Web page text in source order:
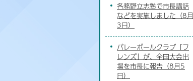
各務野立志塾で市長講話
などを実施しました（8月
3日）
バレーボールクラブ「フ
レンズ」が、全国大会出
場を市長に報告（8月5
日）